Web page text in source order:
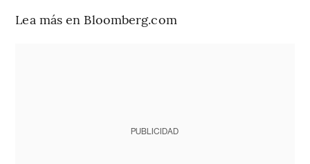
Lea más en Bloomberg.com
PUBLICIDAD